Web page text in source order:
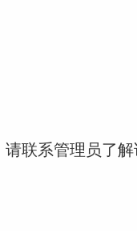
联系管理员了